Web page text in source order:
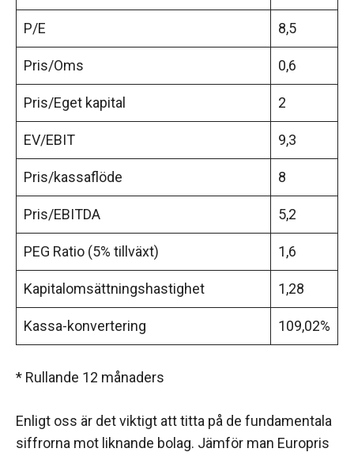
P/E 8,5
Pris/Oms 0,6
Pris/Eget kapital 2
EV/EBIT 9,3
Pris/kassaflöde 8
Pris/EBITDA 5,2
PEG Ratio (5% tillväxt) 1,6
Kapitalomsättningshastighet 1,28
Kassa-konvertering 109,02%
* Rullande 12 månaders
Enligt oss är det viktigt att titta på de fundamentala
siffrorna mot liknande bolag. Jämför man Europris